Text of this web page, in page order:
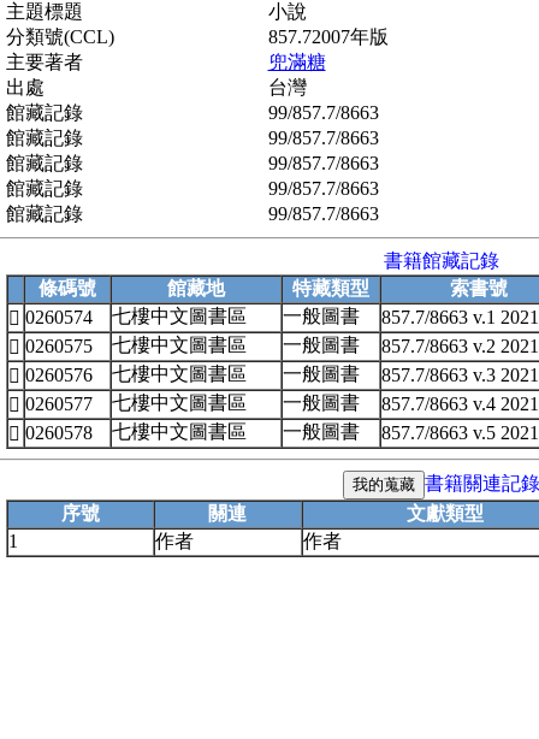
主題標題
小說
分類號(CCL)
857.72007年版
主要著者
兜滿糖
出處
台灣
館藏記錄
99/857.7/8663
館藏記錄
99/857.7/8663
館藏記錄
99/857.7/8663
館藏記錄
99/857.7/8663
館藏記錄
99/857.7/8663
書籍館藏記錄
條碼號
館藏地 特藏類型
索書號
 0260574 七樓中文圖書區 一般圖書
857.7/8663 v.1 2021
 0260575 七樓中文圖書區 一般圖書
857.7/8663 v.2 2021
 0260576 七樓中文圖書區 一般圖書
857.7/8663 v.3 2021
 0260577 七樓中文圖書區 一般圖書
857.7/8663 v.4 2021
 0260578 七樓中文圖書區 一般圖書 857.7/8663 v.5 2021
書籍關連記錄
序號
關連
文獻類型
1
作者 作者